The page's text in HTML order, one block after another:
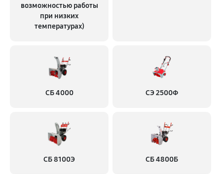
возможностью работы
при низких
температурах)
СБ 4000 СЭ 2500Ф
СБ 8100Э СБ 4800Б